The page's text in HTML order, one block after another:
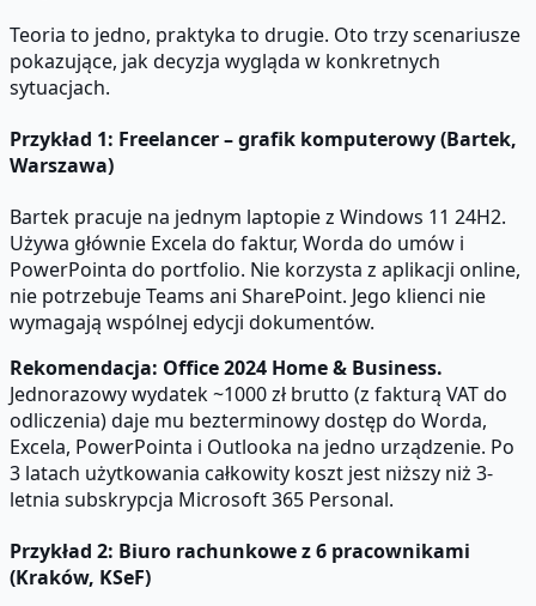
Teoria to jedno, praktyka to drugie. Oto trzy scenariusze
pokazujące, jak decyzja wygląda w konkretnych
sytuacjach.
Przykład 1: Freelancer – grafik komputerowy (Bartek,
Warszawa)
Bartek pracuje na jednym laptopie z Windows 11 24H2.
Używa głównie Excela do faktur, Worda do umów i
PowerPointa do portfolio. Nie korzysta z aplikacji online,
nie potrzebuje Teams ani SharePoint. Jego klienci nie
wymagają wspólnej edycji dokumentów.
Rekomendacja: Office 2024 Home & Business.
Jednorazowy wydatek ~1000 zł brutto (z fakturą VAT do
odliczenia) daje mu bezterminowy dostęp do Worda,
Excela, PowerPointa i Outlooka na jedno urządzenie. Po
3 latach użytkowania całkowity koszt jest niższy niż 3-
letnia subskrypcja Microsoft 365 Personal.
Przykład 2: Biuro rachunkowe z 6 pracownikami
(Kraków, KSeF)